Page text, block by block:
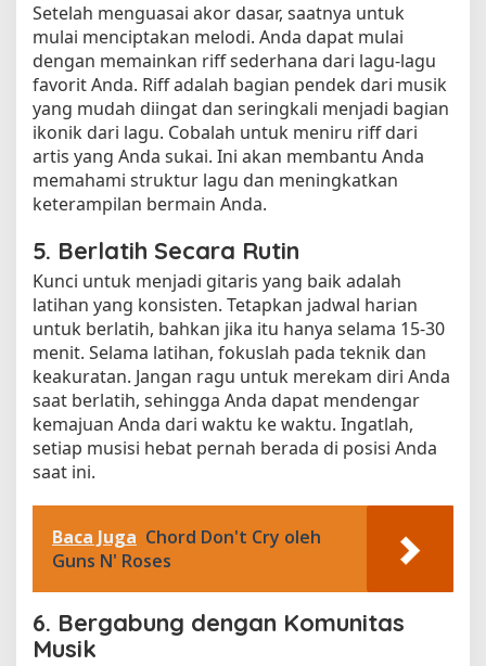
Setelah menguasai akor dasar, saatnya untuk
mulai menciptakan melodi. Anda dapat mulai
dengan memainkan riff sederhana dari lagu-lagu
favorit Anda. Riff adalah bagian pendek dari musik
yang mudah diingat dan seringkali menjadi bagian
ikonik dari lagu. Cobalah untuk meniru riff dari
artis yang Anda sukai. Ini akan membantu Anda
memahami struktur lagu dan meningkatkan
keterampilan bermain Anda.
5. Berlatih Secara Rutin
Kunci untuk menjadi gitaris yang baik adalah
latihan yang konsisten. Tetapkan jadwal harian
untuk berlatih, bahkan jika itu hanya selama 15-30
menit. Selama latihan, fokuslah pada teknik dan
keakuratan. Jangan ragu untuk merekam diri Anda
saat berlatih, sehingga Anda dapat mendengar
kemajuan Anda dari waktu ke waktu. Ingatlah,
setiap musisi hebat pernah berada di posisi Anda
saat ini.
Baca Juga Chord Don't Cry oleh
Guns N' Roses
6. Bergabung dengan Komunitas
Musik